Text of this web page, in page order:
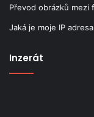
Převod obrázků mezi
Jaká je moje IP adresa
Inzerát